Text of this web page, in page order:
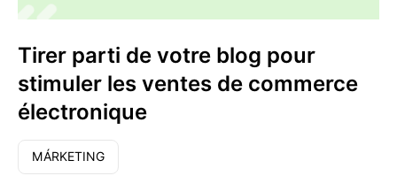
Tirer parti de votre blog pour
stimuler les ventes de commerce
électronique
MÁRKETING